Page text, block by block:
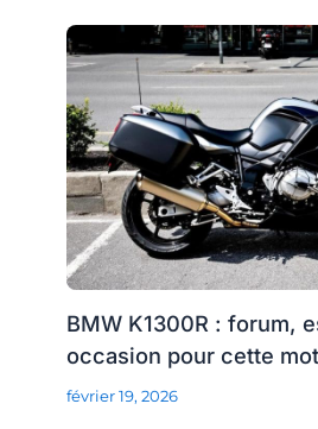
BMW K1300R : forum,
occasion pour cette
février 19, 2026